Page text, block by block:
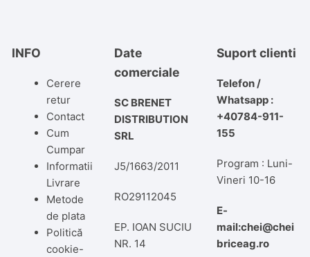
INFO
Cerere
retur
Contact
Cum
Cumpar
Informatii
Livrare
Metode
de plata
Politică
cookie-
Date
comerciale
SC BRENET
DISTRIBUTION
SRL
J5/1663/2011
RO29112045
EP. IOAN SUCIU
NR. 14
Suport clienti
Telefon /
Whatsapp :
+40784-911-
155
Program : Luni-
Vineri 10-16
E-
mail:chei@chei
briceag.ro